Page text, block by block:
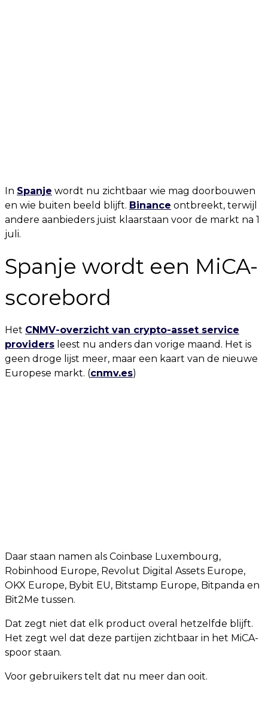
In Spanje wordt nu zichtbaar wie mag doorbouwen
en wie buiten beeld blijft. Binance ontbreekt, terwijl
andere aanbieders juist klaarstaan voor de markt na 1
juli.
Spanje wordt een MiCA-
scorebord
Het CNMV-overzicht van crypto-asset service
providers leest nu anders dan vorige maand. Het is
geen droge lijst meer, maar een kaart van de nieuwe
Europese markt. (cnmv.es)
Daar staan namen als Coinbase Luxembourg,
Robinhood Europe, Revolut Digital Assets Europe,
OKX Europe, Bybit EU, Bitstamp Europe, Bitpanda en
Bit2Me tussen.
Dat zegt niet dat elk product overal hetzelfde blijft.
Het zegt wel dat deze partijen zichtbaar in het MiCA-
spoor staan.
Voor gebruikers telt dat nu meer dan ooit.